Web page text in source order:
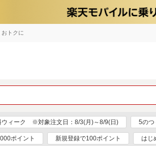
トクに
ウィーク ※対象注文日：8/3(月)～8/9(日) 5のつ
ポイント 新規登録で100ポイント はじ